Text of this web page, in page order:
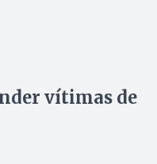
vítimas de